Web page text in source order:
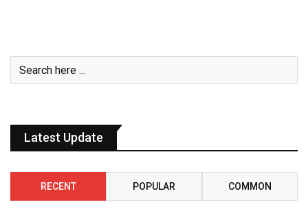
Latest Update
RECENT POPULAR COMMON